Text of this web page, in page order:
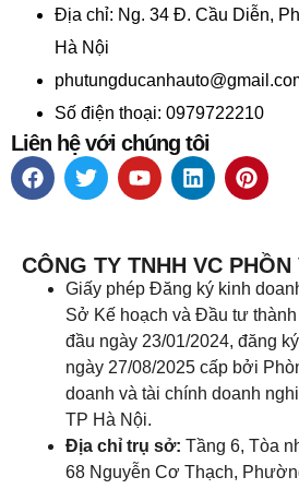
Địa chỉ: Ng. 34 Đ. Cầu Diễn,
Hà Nội
Số điện thoại: 0979722210
Liên hệ với chúng tôi
CÔNG TY TNHH VC PHỒN
Giấy phép Đăng ký kinh
Sở Kế hoạch và Đầu tư
đầu ngày 23/01/2024, đăng
ngày 27/08/2025 cấp bởi
doanh và tài chính doanh
TP Hà Nội.
Địa chỉ trụ sở: Tầng 6, Tòa
68 Nguyễn Cơ Thạch,